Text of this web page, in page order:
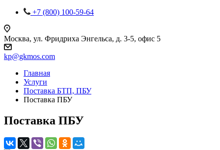
+7 (800) 100-59-64
Москва, ул. Фридриха Энгельса, д. 3-5, офис 5
kp@gkmos.com
Главная
Услуги
Поставка БТП, ПБУ
Поставка ПБУ
Поставка ПБУ